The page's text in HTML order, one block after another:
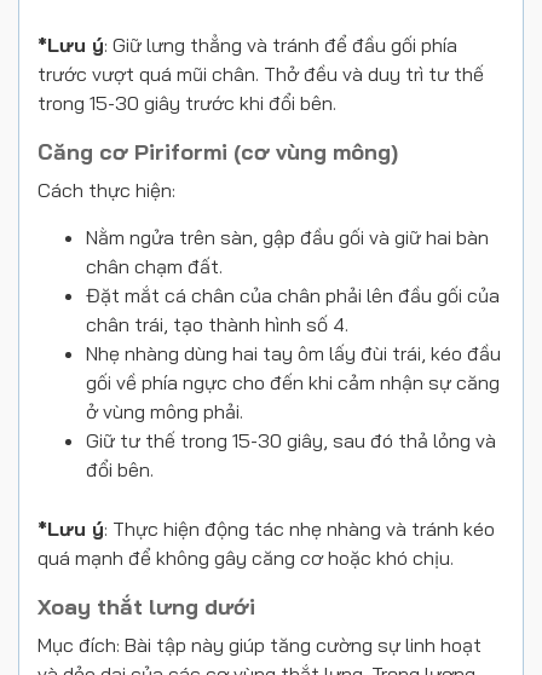
*Lưu ý: Giữ lưng thẳng và tránh để đầu gối phía
trước vượt quá mũi chân. Thở đều và duy trì tư thế
trong 15-30 giây trước khi đổi bên.
Căng cơ Piriformi (cơ vùng mông)
Cách thực hiện:
Nằm ngửa trên sàn, gập đầu gối và giữ hai bàn
chân chạm đất.
Đặt mắt cá chân của chân phải lên đầu gối của
chân trái, tạo thành hình số 4.
Nhẹ nhàng dùng hai tay ôm lấy đùi trái, kéo đầu
gối về phía ngực cho đến khi cảm nhận sự căng
ở vùng mông phải.
Giữ tư thế trong 15-30 giây, sau đó thả lỏng và
đổi bên.
*Lưu ý: Thực hiện động tác nhẹ nhàng và tránh kéo
quá mạnh để không gây căng cơ hoặc khó chịu.
Xoay thắt lưng dưới
Mục đích: Bài tập này giúp tăng cường sự linh hoạt